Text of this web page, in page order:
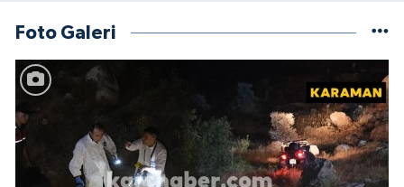
Foto Galeri